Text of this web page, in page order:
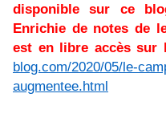
disponible sur ce
Enrichie de notes de
est en libre accès sur
blog.com/2020/05/le-
augmentee.html